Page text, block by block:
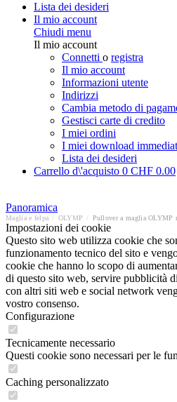
Lista dei desideri
Il mio account
Chiudi menu
Il mio account
Connetti o registra
Il mio account
Informazioni utente
Indirizzi
Cambia metodo di
Gestisci carte di credito
I miei ordini
I miei download
Lista dei desideri
Carrello d\'acquisto 0 CHF 0.00
Panoramica
Maglia e felpa OLYMP Pullover a maglia OLYMP
Impostazioni dei cookie
Questo sito web utilizza cookie che
funzionamento tecnico del sito e
cookie che hanno lo scopo di
di questo sito web, servire pubblicità
con altri siti web e social network
vostro consenso.
Configurazione
Tecnicamente necessario
Questi cookie sono necessari per le
Caching personalizzato